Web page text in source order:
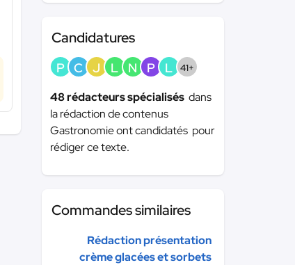
Candidatures
P C J L N P L 41+
48 rédacteurs spécialisés dans
la rédaction de contenus
Gastronomie ont candidatés pour
rédiger ce texte.
Commandes similaires
Rédaction présentation
crème glacées et sorbets